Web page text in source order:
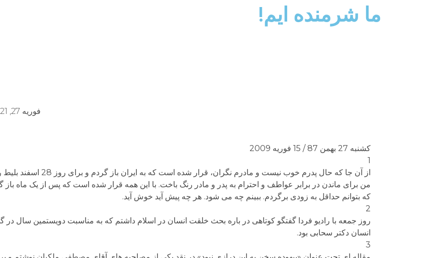
ما شرمنده ایم!
فوریه 27, 2021
کشنبه 27 بهمن 87 / 15 فوریه 2009
1
از آن جا که حال پدرم خوب نیست و
من برای ماندن در برابر عواطف و احترام به پدر و مادر رنگ باخت. با این همه قرار شده است که پس از یک ماه
که بتوانم حداقل به زودی برگردم. ببینم چه می شود. هر چه پیش آید خوش آید.
2
روز جمعه با رادیو فردا گفتگو کوتاهی در باره بحث خلقت انسان در اسلام داشتم که به مناسبت دویستمین سال
انسان دکتر سحابی بود.
3